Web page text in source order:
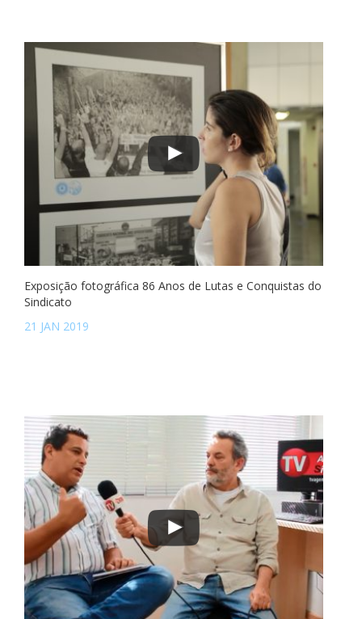
Exposição fotográfica 86 Anos de Lutas e Conquistas do
Sindicato
21 JAN 2019